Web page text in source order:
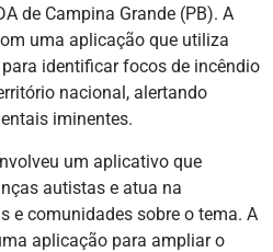
de Campina Grande (PB). A
uma aplicação que utiliza
identificar focos de incêndio
nacional, alertando
iminentes.
um aplicativo que
autistas e atua na
e comunidades sobre o tema. A
aplicação para ampliar o